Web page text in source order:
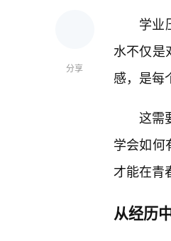
分享
学业
水不仅是
感，是每
这需
学会如何
才能在青
从经历